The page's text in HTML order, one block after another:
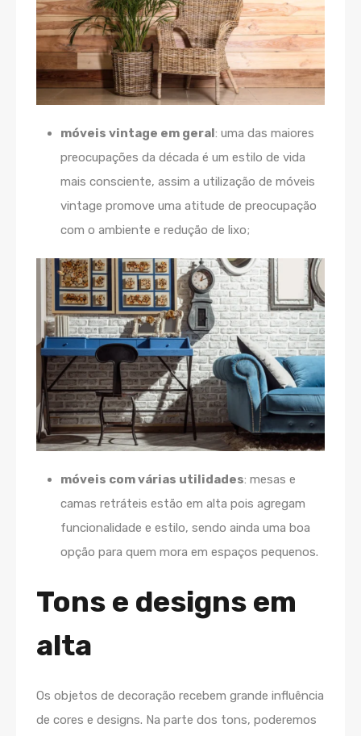
móveis vintage em geral: uma das maiores
preocupações da década é um estilo de vida
mais consciente, assim a utilização de móveis
vintage promove uma atitude de preocupação
com o ambiente e redução de lixo;
móveis com várias utilidades: mesas e
camas retráteis estão em alta pois agregam
funcionalidade e estilo, sendo ainda uma boa
opção para quem mora em espaços pequenos.
Tons e designs em
alta
Os objetos de decoração recebem grande influência
de cores e designs. Na parte dos tons, poderemos